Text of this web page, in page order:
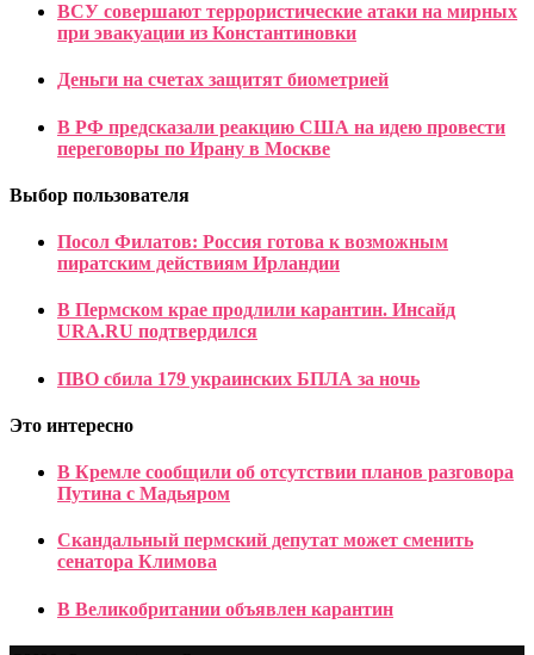
ВСУ совершают террористические атаки на мирных
при эвакуации из Константиновки
Деньги на счетах защитят биометрией
В РФ предсказали реакцию США на идею провести
переговоры по Ирану в Москве
Выбор пользователя
Посол Филатов: Россия готова к возможным
пиратским действиям Ирландии
В Пермском крае продлили карантин. Инсайд
URA.RU подтвердился
ПВО сбила 179 украинских БПЛА за ночь
Это интересно
В Кремле сообщили об отсутствии планов разговора
Путина с Мадьяром
Скандальный пермский депутат может сменить
сенатора Климова
В Великобритании объявлен карантин